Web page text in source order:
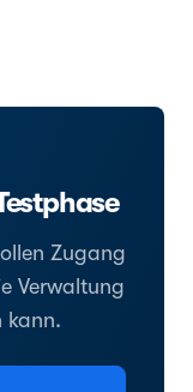
Zugang
Verwaltung
kann.